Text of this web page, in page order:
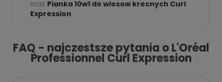
oraz Pianka 10w1 do wlosow krecnych Curl
Expression
FAQ - najczestsze pytania o L'Oréal
Professionnel Curl Expression